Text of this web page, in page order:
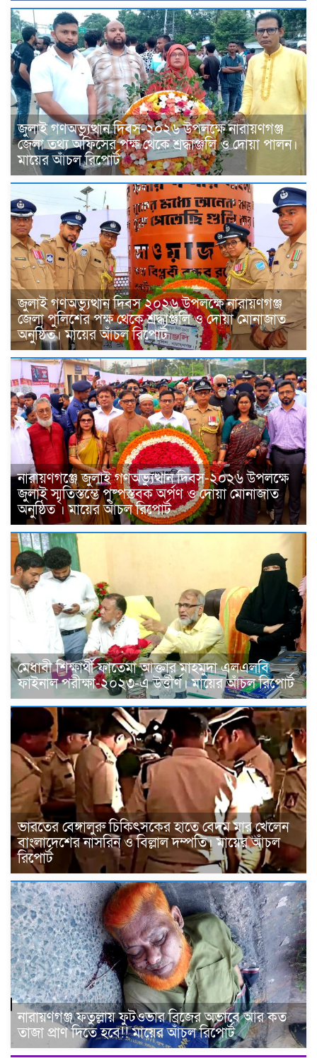
জুলাই গণঅভ্যুত্থান দিবস-২০২৬ উপলক্ষে নারায়ণগঞ্জ
জেলা তথ্য অফিসের পক্ষ থেকে শ্রদ্ধাঞ্জলি ও দোয়া পালন।
মায়ের আঁচল রিপোর্ট
জুলাই গণঅভ্যুত্থান দিবস ২০২৬ উপলক্ষে নারায়ণগঞ্জ
জেলা পুলিশের পক্ষ থেকে শ্রদ্ধাঞ্জলি ও দোয়া মোনাজাত
অনুষ্ঠিত। মায়ের আঁচল রিপোর্ট
নারায়ণগঞ্জে জুলাই গণঅভ্যুত্থান দিবস-২০২৬ উপলক্ষে
জুলাই স্মৃতিস্তম্ভে পুষ্পস্তবক অর্পণ ও দোয়া মোনাজাত
অনুষ্ঠিত । মায়ের আঁচল রিপোর্ট
মেধাবী শিক্ষার্থী ফাতেমা আক্তার মাহমুদা এলএলবি
ফাইনাল পরীক্ষা-২০২৩-এ উত্তীর্ণ। মায়ের আঁচল রিপোর্ট
ভারতের বেঙ্গালুরু চিকিৎসকের হাতে বেদম মার খেলেন
বাংলাদেশের নাসরিন ও বিল্লাল দম্পতি। মায়ের আঁচল
রিপোর্ট
নারায়ণগঞ্জ ফতুল্লায় ফুটওভার ব্রিজের অভাবে আর কত
তাজা প্রাণ দিতে হবে!! মায়ের আঁচল রিপোর্ট